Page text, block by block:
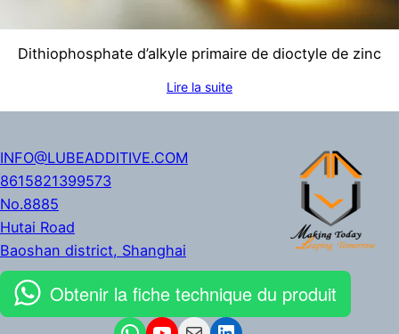
Dithiophosphate d’alkyle primaire de dioctyle de zinc
Lire la suite
INFO@LUBEADDITIVE.COM
8615821399573
No.8885
Hutai Road
Baoshan district, Shanghai
Obtenir la fiche technique du produit